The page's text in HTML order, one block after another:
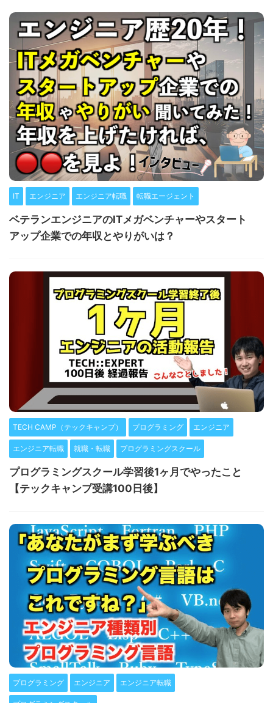
IT エンジニア エンジニア転職 転職エージェント
ベテランエンジニアのITメガベンチャーやスタート
アップ企業での年収とやりがいは？
TECH CAMP（テックキャンプ） プログラミング エンジニア
エンジニア転職 就職・転職 プログラミングスクール
プログラミングスクール学習後1ヶ月でやったこと
【テックキャンプ受講100日後】
プログラミング エンジニア エンジニア転職